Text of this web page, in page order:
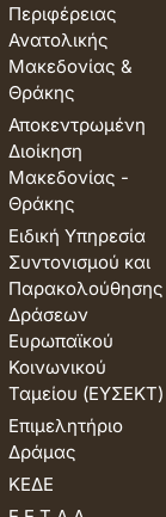
Περιφέρειας
Ανατολικής
Μακεδονίας &
Θράκης
Αποκεντρωμένη
Διοίκηση
Μακεδονίας -
Θράκης
Ειδική Υπηρεσία
Συντονισμού και
Παρακολούθησης
Δράσεων
Ευρωπαϊκού
Κοινωνικού
Ταμείου (ΕΥΣΕΚΤ)
Επιμελητήριο
Δράμας
ΚΕΔΕ